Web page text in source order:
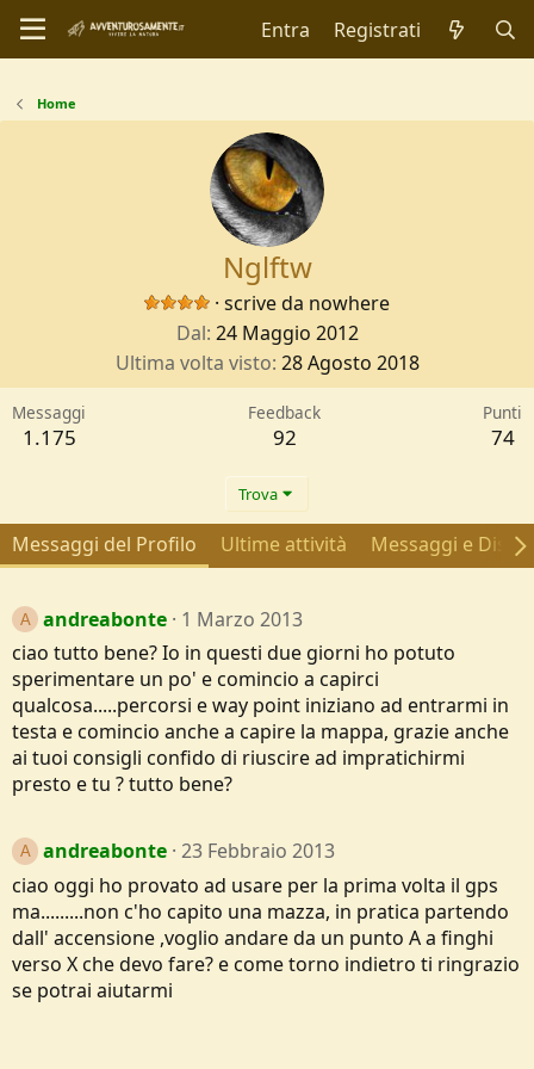
Entra Registrati
Home
Nglftw
· scrive da nowhere
Dal 24 Maggio 2012
Ultima volta visto 28 Agosto 2018
Messaggi
1.175
Feedback
92
Punti
74
Trova
Messaggi del Profilo Ultime attività Messaggi e
A andreabonte 1 Marzo 2013
ciao tutto bene? Io in questi due giorni ho potuto
sperimentare un po' e comincio a capirci
qualcosa.....percorsi e way point iniziano ad entrarmi in
testa e comincio anche a capire la mappa, grazie anche
ai tuoi consigli confido di riuscire ad impratichirmi
presto e tu ? tutto bene?
A andreabonte 23 Febbraio 2013
ciao oggi ho provato ad usare per la prima volta il gps
ma.........non c'ho capito una mazza, in pratica partendo
dall' accensione ,voglio andare da un punto A a finghi
verso X che devo fare? e come torno indietro ti ringrazio
se potrai aiutarmi